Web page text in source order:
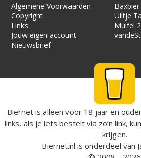
Algemene Voorwaarden
Copyright
Links
Jouw eigen account
Nieuwsbrief
Strata
Uiltje
the
Muifel
Biernet is alleen voor 18 jaar en
links, als je iets bestelt via zo’n link,
krijgen.
Biernet.nl is onderdeel van